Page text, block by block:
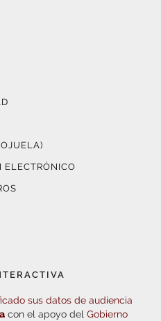
ELECTRÓNICO
sus datos de audiencia
con el apoyo del Gobierno